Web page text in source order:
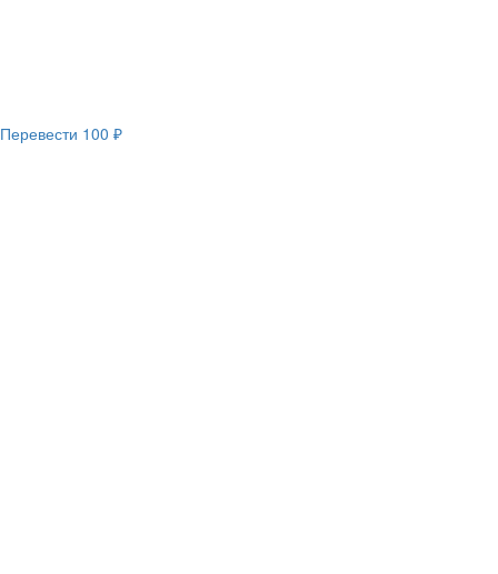
Перевести 100 ₽